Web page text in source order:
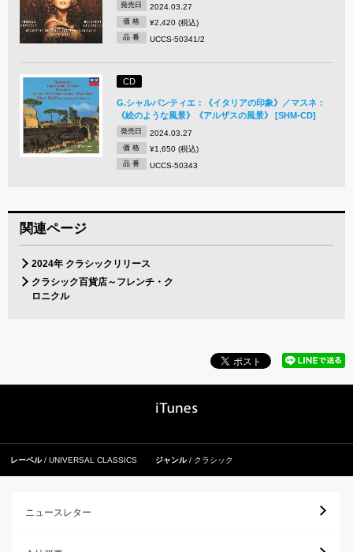
発売日 2024.03.27
価 格 ¥2,420 (税込)
品 番 UCCS-50341/2
CD
G.シャルパンティエ：《イタリアの印象》／マスネ：
《絵のような風景》《アルザスの風景》 [SHM-CD]
発売日 2024.03.27
価 格 ¥1,650 (税込)
品 番 UCCS-50343
関連ページ
2024年 クラシックリリース
クラシック百貨店～フレンチ・ク
ロニクル
レーベル UNIVERSAL CLASSICS ジャンル クラシック
ニュースレター